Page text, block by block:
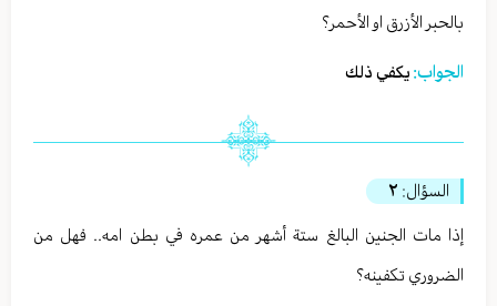
بالحبر الأزرق او الأحمر؟
الجواب: يكفي ذلك
السؤال: ٢
إذا مات الجنين البالغ ستة أشهر من عمره في بطن امه.. فهل من
الضروري تكفينه؟